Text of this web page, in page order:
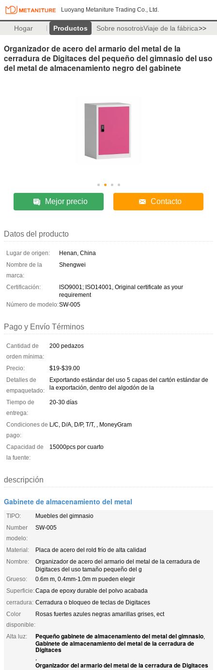
Luoyang Metaniture Trading Co., Ltd.
Hogar Productos Sobre nosotrosViaje de la fábrica>>
Organizador de acero del armario del metal de la
cerradura de Digitaces del pequeño del gimnasio del uso
del metal de almacenamiento negro del gabinete
Mejor precio Contacto
Datos del producto
Lugar de origen:
Henan, China
Nombre de la
marca:
Shengwei
Certificación:
ISO9001; ISO14001, Original certificate as your
requirement
Número de modelo:SW-005
Pago y Envío Términos
Cantidad de
orden mínima:
200 pedazos
Precio:
$19-$39.00
Detalles de
empaquetado:
Exportando estándar del uso 5 capas del cartón estándar de
la exportación, dentro del algodón de la
Tiempo de
entrega:
20-30 días
Condiciones de
pago:
L/C, D/A, D/P, T/T, , MoneyGram
Capacidad de
la fuente:
15000pcs por cuarto
descripción
Gabinete de almacenamiento del metal
TIPO:
Muebles del gimnasio
Number
modelo:
SW-005
Material:
Placa de acero del rold frío de alta calidad
Nombre:
Organizador de acero del armario del metal de la cerradura de
Digitaces del uso tamaño pequeño del g
Grueso:
0.6m m, 0.4mm-1.0m m pueden elegir
Superficie:Capa de epoxy durable del polvo acabada
cerradura: Cerradura o bloqueo de teclas de Digitaces
Color
disponible:
Rosas fuertes azules negras amarillas grises, ect
Alta luz: Pequeño gabinete de almacenamiento del metal del gimnasio,
Gabinete de almacenamiento del metal de la cerradura de
Digitaces
,
Organizador del armario del metal de la cerradura de Digitaces